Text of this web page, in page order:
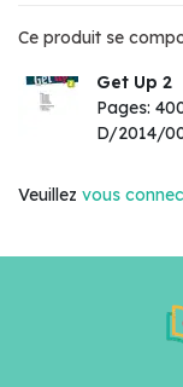
Ce produit se
Get Up 2
Pages:
D/2014/
Veuillez vous